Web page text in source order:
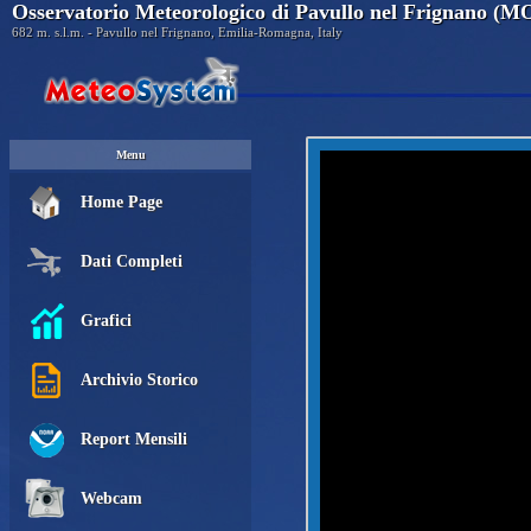
Osservatorio Meteorologico di Pavullo nel Frignano
682 m. s.l.m. - Pavullo nel Frignano, Emilia-Romagna, Italy
Menu
Home Page
Dati Completi
Grafici
Archivio Storico
Report Mensili
Webcam